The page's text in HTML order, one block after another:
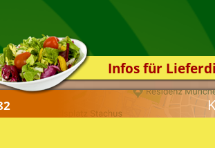
Infos für
Kassensystem
Zuverlässigkeit